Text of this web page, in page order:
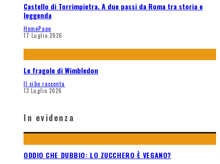
Castello di Torrimpietra. A due passi da Roma tra storia e
leggenda
HomePage
17 Luglio 2026
Le fragole di Wimbledon
Il cibo racconta
13 Luglio 2026
In evidenza
ODDIO CHE DUBBIO: LO ZUCCHERO È VEGANO?